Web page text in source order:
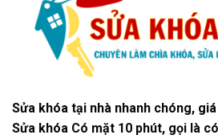
Sửa khóa tại nhà nhanh chóng,
Sửa khóa Có mặt 10 phút, gọi là